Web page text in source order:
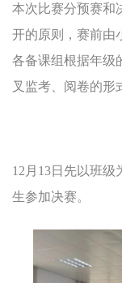
本次比赛分预赛和
开的原则，赛前由
各备课组根据年级
叉监考、阅卷的形
12月13日先以班
生参加决赛。